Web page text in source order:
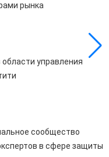
рынка
управления
сообщество
в сфере защиты